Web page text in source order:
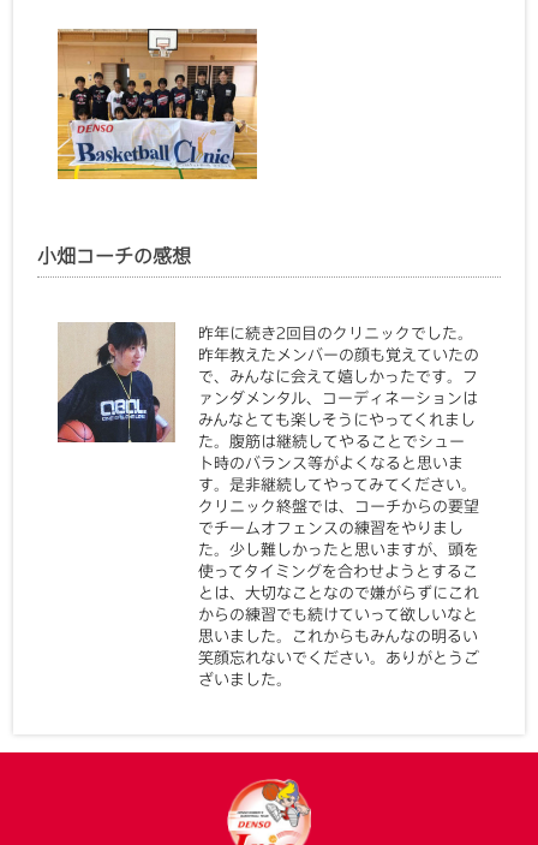
小畑コーチの感想
昨年に続き2回目のクリニックでした。
昨年教えたメンバーの顔も覚えていたの
で、みんなに会えて嬉しかったです。フ
ァンダメンタル、コーディネーションは
みんなとても楽しそうにやってくれまし
た。腹筋は継続してやることでシュー
ト時のバランス等がよくなると思いま
す。是非継続してやってみてください。
クリニック終盤では、コーチからの要望
でチームオフェンスの練習をやりまし
た。少し難しかったと思いますが、頭を
使ってタイミングを合わせようとするこ
とは、大切なことなので嫌がらずにこれ
からの練習でも続けていって欲しいなと
思いました。これからもみんなの明るい
笑顔忘れないでください。ありがとうご
ざいました。